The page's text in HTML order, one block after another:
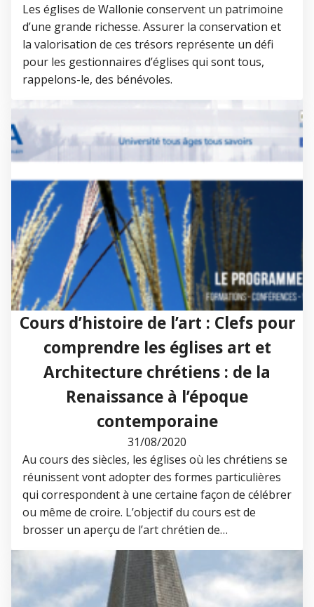
Les églises de Wallonie conservent un patrimoine
d’une grande richesse. Assurer la conservation et
la valorisation de ces trésors représente un défi
pour les gestionnaires d’églises qui sont tous,
rappelons-le, des bénévoles.
Cours d’histoire de l’art : Clefs pour
comprendre les églises art et
Architecture chrétiens : de la
Renaissance à l’époque
contemporaine
31/08/2020
Au cours des siècles, les églises où les chrétiens se
réunissent vont adopter des formes particulières
qui correspondent à une certaine façon de célébrer
ou même de croire. L’objectif du cours est de
brosser un aperçu de l’art chrétien de…